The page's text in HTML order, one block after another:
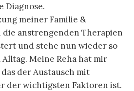
Diagnose.
meiner Familie &
die anstrengenden Therapien
und stehe nun wieder so
Meine Reha hat mir
der Austausch mit
der wichtigsten Faktoren ist.